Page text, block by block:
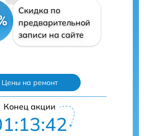
Скидка по
предварительной
записи на сайте
Цены на ремонт
Конец акции